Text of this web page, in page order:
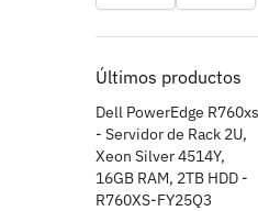
Últimos productos
Dell PowerEdge R760xs
- Servidor de Rack 2U,
Xeon Silver 4514Y,
16GB RAM, 2TB HDD -
R760XS-FY25Q3